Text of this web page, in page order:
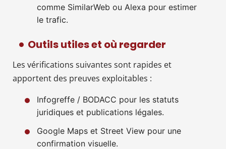
comme SimilarWeb ou Alexa pour estimer
le trafic.
Outils utiles et où regarder
Les vérifications suivantes sont rapides et
apportent des preuves exploitables :
Infogreffe / BODACC pour les statuts
juridiques et publications légales.
Google Maps et Street View pour une
confirmation visuelle.